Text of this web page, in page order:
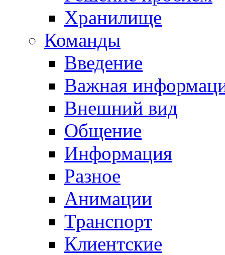
Хранилище
Команды
Введение
Важная
Внешний вид
Общение
Информация
Разное
Анимации
Транспорт
Клиентские